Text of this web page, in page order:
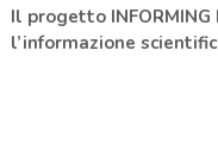
Il progetto INFORMING
l’informazione